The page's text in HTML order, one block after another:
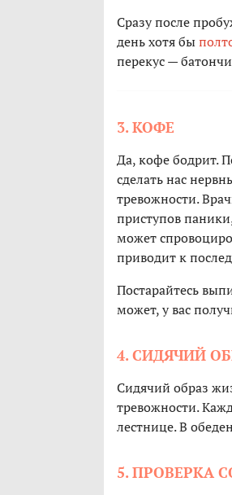
Сразу после
день хотя бы
перекус —
3. КОФЕ
Да, кофе бодрит.
сделать нас
тревожности.
приступов
может
приводит к
Постарайтесь
может, у вас
4. СИДЯЧИЙ
Сидячий образ
тревожности.
лестнице. В
5. ПРОВЕРКА